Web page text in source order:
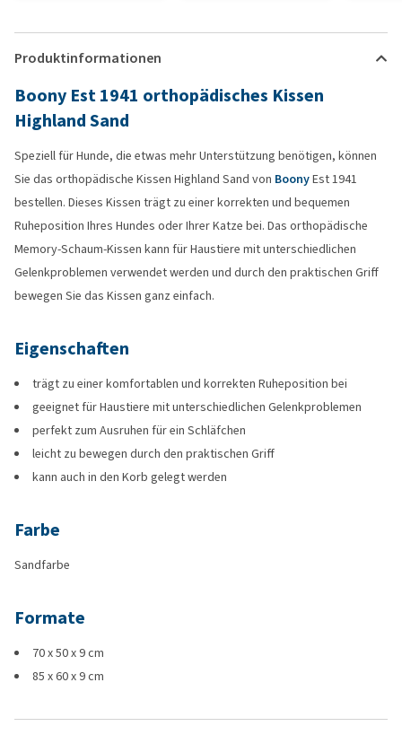
Produktinformationen
Boony Est 1941 orthopädisches Kissen
Highland Sand
Speziell für Hunde, die etwas mehr Unterstützung benötigen, können
Sie das orthopädische Kissen Highland Sand von BoonyEst 1941
bestellen. Dieses Kissen trägt zu einer korrekten und bequemen
Ruheposition Ihres Hundes oder Ihrer Katze bei. Das orthopädische
Memory-Schaum-Kissen kann für Haustiere mit unterschiedlichen
Gelenkproblemen verwendet werden und durch den praktischen Griff
bewegen Sie das Kissen ganz einfach.
Eigenschaften
trägt zu einer komfortablen und korrekten Ruheposition bei
geeignet für Haustiere mit unterschiedlichen Gelenkproblemen
perfekt zum Ausruhen für ein Schläfchen
leicht zu bewegen durch den praktischen Griff
kann auch in den Korb gelegt werden
Farbe
Sandfarbe
Formate
70 x 50 x 9 cm
85 x 60 x 9 cm